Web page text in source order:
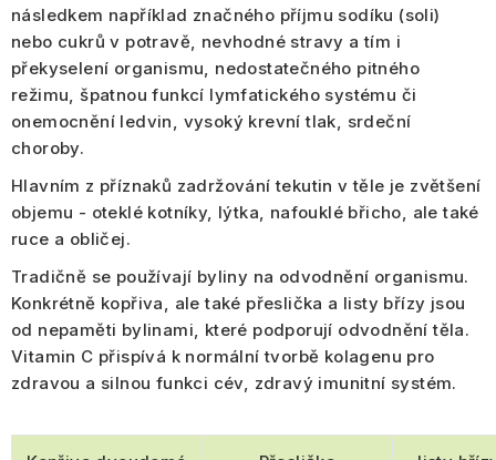
následkem například značného příjmu sodíku (soli)
nebo cukrů v potravě, nevhodné stravy a tím i
překyselení organismu, nedostatečného pitného
režimu, špatnou funkcí lymfatického systému či
onemocnění ledvin, vysoký krevní tlak, srdeční
choroby.
Hlavním z příznaků zadržování tekutin v těle je zvětšení
objemu - oteklé kotníky, lýtka, nafouklé břicho, ale také
ruce a obličej.
Tradičně se používají byliny na odvodnění organismu.
Konkrétně kopřiva , ale také přeslička a listy břízy jsou
od nepaměti bylinami, které podporují odvodnění těla.
Vitamin C přispívá k normální tvorbě kolagenu pro
zdravou a silnou funkci cév , zdravý imunitní systém.